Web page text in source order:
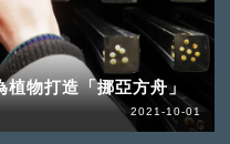
物打造「挪亞方舟」
2021-10-01